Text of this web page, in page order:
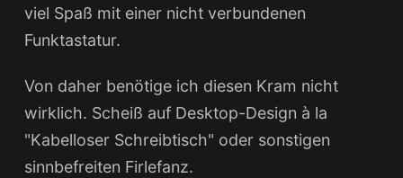
viel Spaß mit einer nicht verbundenen
Funktastatur.
Von daher benötige ich diesen Kram nicht
wirklich. Scheiß auf Desktop-Design à la
"Kabelloser Schreibtisch" oder sonstigen
sinnbefreiten Firlefanz.